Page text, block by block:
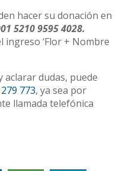
hacer su donación en
5210 9595 4028.
ingreso ‘Flor + Nombre
dudas, puede
773, ya sea por
llamada telefónica